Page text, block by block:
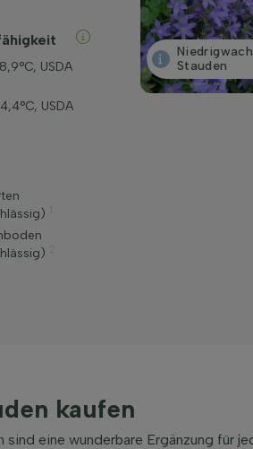
USDA
USDA
Stauden
kaufen
sind eine wunderbare Ergänzung für